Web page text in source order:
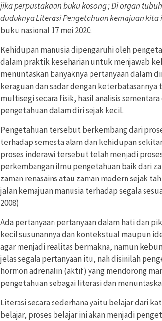
jika perpustakaan buku kosong ; Di organ
duduknya Literasi Pengetahuan kemajuan kita
buku nasional 17 mei 2020.
Kehidupan manusia dipengaruhi oleh
dalam praktik keseharian untuk menjawab
menuntaskan banyaknya pertanyaan dalam
keraguan dan sadar dengan keterbatasannya
multisegi secara fisik, hasil analisis
pengetahuan dalam diri sejak kecil.
Pengetahuan tersebut berkembang dari
terhadap semesta alam dan kehidupan
proses inderawi tersebut telah menjadi
perkembangan ilmu pengetahuan baik dari
zaman renasains atau zaman modern sejak
jalan kemajuan manusia terhadap segala
2008)
Ada pertanyaan pertanyaan dalam hati dan
kecil susunannya dan kontekstual maupun
agar menjadi realitas bermakna, namun
jelas segala pertanyaan itu, nah disinilah
hormon adrenalin (aktif) yang mendorong
pengetahuan sebagai literasi dan
Literasi secara sederhana yaitu belajar dari
belajar, proses belajar ini akan menjadi